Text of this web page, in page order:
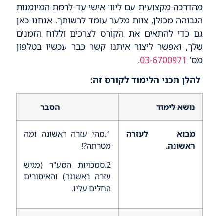
מהדרכה מקצועית עם ליווי אישי עד לרמת המיומנות
הגבוהה מכולן, צוות מלער עומד לרשותך. אנחנו כאן
גם כדי להתאים את הקורס לצרכים וללוח הזמנים
שלך, ואפשר ליצור איתנו קשר כבר עכשיו בטלפון
מס' 03-6700971
.
להלן תכני הלימוד לקורס זה:
נושא לימוד הסבר
מבוא לעזרה
ראשונה.
1.מהי עזרה ראשונה ומה
מטרתה?!
2.סמכויות המע"ר (מגיש
עזרה ראשונה) והאיסורים
החלים עליו.